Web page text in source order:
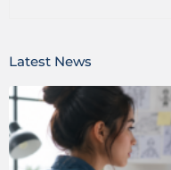
Latest News